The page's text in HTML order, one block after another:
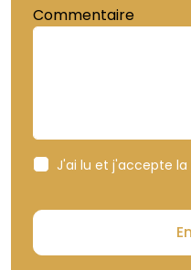
Commentaire
J'ai lu et j'accepte la